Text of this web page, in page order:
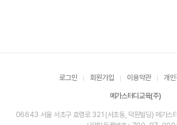
로그인 회원가입 이용약관 개
메가스터디교육(주)
06643 서울 서초구 효령로 321 (서초동, 덕원빌딩) 메가스